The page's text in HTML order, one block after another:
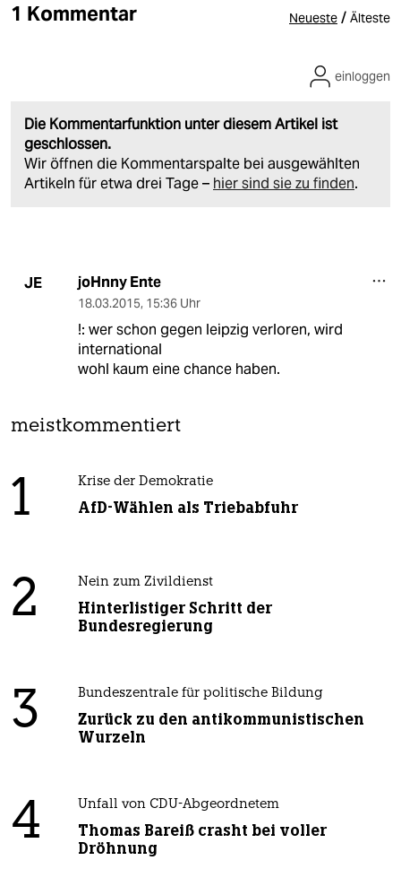
1 Kommentar Neueste / Älteste
Die Kommentarfunktion unter diesem Artikel ist
geschlossen.
Wir öffnen die Kommentarspalte bei ausgewählten
Artikeln für etwa drei Tage – hier sind sie zu finden.
einloggen
JE joHnny Ente
18.03.2015, 15:36 Uhr
!: wer schon gegen leipzig verloren, wird
international
wohl kaum eine chance haben.
meistkommentiert
1 Krise der Demokratie
AfD-Wählen als Triebabfuhr
2 Nein zum Zivildienst
Hinterlistiger Schritt der
Bundesregierung
3 Bundeszentrale für politische Bildung
Zurück zu den antikommunistischen
Wurzeln
4 Unfall von CDU-Abgeordnetem
Thomas Bareiß crasht bei voller
Dröhnung